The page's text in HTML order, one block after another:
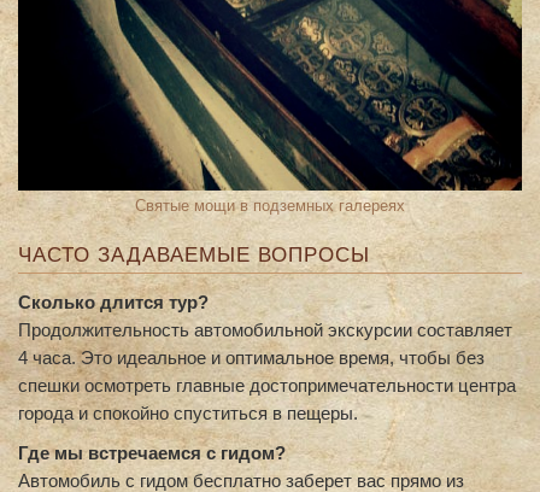
Святые мощи в подземных галереях
ЧАСТО ЗАДАВАЕМЫЕ ВОПРОСЫ
Сколько длится тур?
Продолжительность автомобильной экскурсии составляет
4 часа. Это идеальное и оптимальное время, чтобы без
спешки осмотреть главные достопримечательности центра
города и спокойно спуститься в пещеры.
Где мы встречаемся с гидом?
Автомобиль с гидом бесплатно заберет вас прямо из